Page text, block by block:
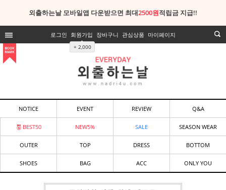
외출하는날 모바일앱 다운받으면 최대2500원적립금 지급!!
로그인 회원가입
+ 2,000
장바구니 관심상품 마이페이지
NOTICE EVENT REVIEW Q&A
BEST50 NEW5% SALE SEASON WEAR
OUTER TOP DRESS BOTTOM
SHOES BAG ACC ONLY YOU